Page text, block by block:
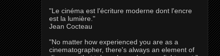
"Le cinéma est l'écriture moderne dont l'encre
est la lumière."
Jean Cocteau
"No matter how experienced you are as a
cinematographer, there's always an element of